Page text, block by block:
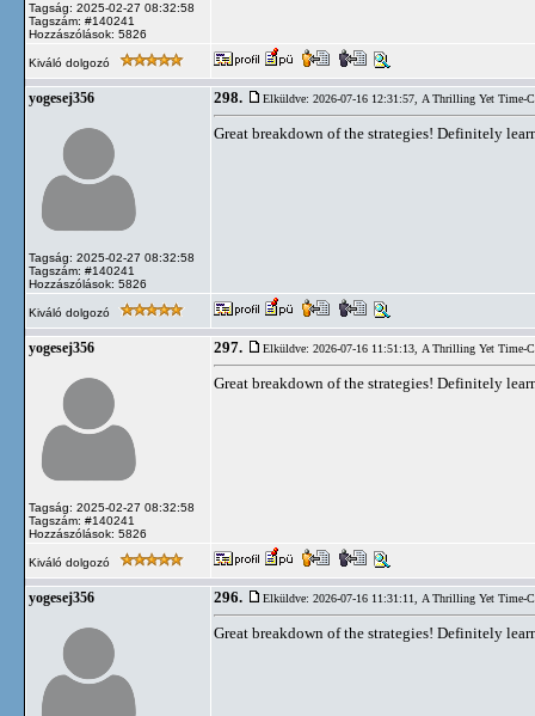
Tagság: 2025-02-27 08:32:58
Tagszám: #140241
Hozzászólások: 5826
Kiváló dolgozó
yogesej356
Tagság: 2025-02-27 08:32:58
Tagszám: #140241
Hozzászólások: 5826
298. Elküldve: 2026-07-16 12:31:57, A Thrilling Yet Time-
Great breakdown of the strategies! Definitely
Kiváló dolgozó
yogesej356
Tagság: 2025-02-27 08:32:58
Tagszám: #140241
Hozzászólások: 5826
297. Elküldve: 2026-07-16 11:51:13, A Thrilling Yet Time-
Great breakdown of the strategies! Definitely
Kiváló dolgozó
yogesej356 296. Elküldve: 2026-07-16 11:31:11, A Thrilling Yet Time-
Great breakdown of the strategies! Definitely